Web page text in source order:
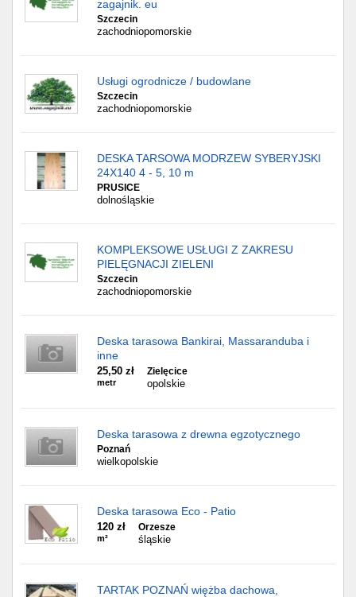
zagajnik. eu
Szczecin
zachodniopomorskie
Usługi ogrodnicze / budowlane
Szczecin
zachodniopomorskie
DESKA TARSOWA MODRZEW SYBERYJSKI
24X140 4 - 5, 10 m
PRUSICE
dolnośląskie
KOMPLEKSOWE USŁUGI Z ZAKRESU
PIELĘGNACJI ZIELENI
Szczecin
zachodniopomorskie
Deska tarasowa Bankirai, Massaranduba i
inne
25,50 zł
metr
Zielęcice
opolskie
Deska tarasowa z drewna egzotycznego
Poznań
wielkopolskie
Deska tarasowa Eco - Patio
120 zł
m²
Orzesze
śląskie
TARTAK POZNAŃ więżba dachowa,